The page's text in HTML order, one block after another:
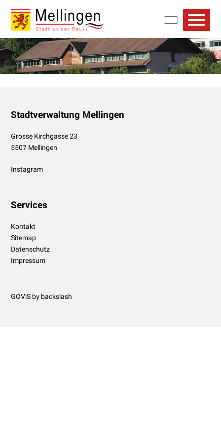
Navigieren in Mellingen
Schnellnavigation
Footer
Stadtverwaltung Mellingen
Grosse Kirchgasse 23
5507 Mellingen
Instagram
Services
Kontakt
Sitemap
Datenschutz
Impressum
GOViS by backslash